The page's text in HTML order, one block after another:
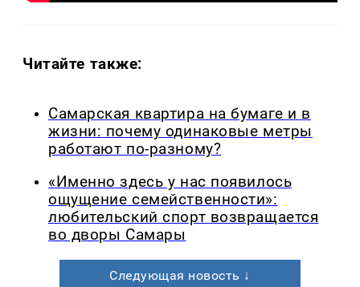
Читайте также:
Самарская квартира на бумаге и в
жизни: почему одинаковые метры
работают по-разному?
«Именно здесь у нас появилось
ощущение семейственности»:
любительский спорт возвращается
во дворы Самары
Следующая новость ↓